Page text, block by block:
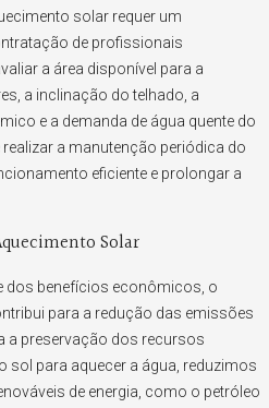
solar requer um
de profissionais
a área disponível para a
a inclinação do telhado, a
e a demanda de água quente do
a manutenção periódica do
eficiente e prolongar a
Solar
dos benefícios econômicos, o
para a redução das emissões
a preservação dos recursos
sol para aquecer a água, reduzimos
de energia, como o petróleo